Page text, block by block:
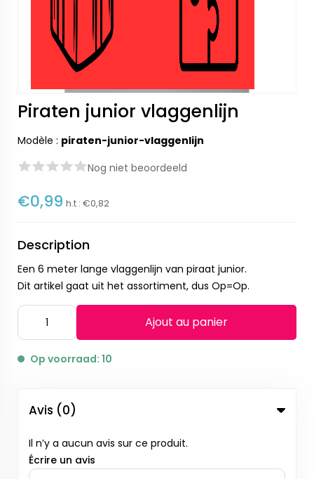
Piraten junior vlaggenlijn
Modèle : piraten-junior-vlaggenlijn
Nog niet beoordeeld
€0,99 h.t : €0,82
Description
Een 6 meter lange vlaggenlijn van piraat junior.
Dit artikel gaat uit het assortiment, dus Op=Op.
Ajout au panier
Op voorraad: 10
Avis (0)
Il n’y a aucun avis sur ce produit.
Écrire un avis